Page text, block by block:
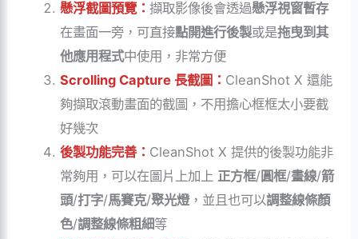
懸浮截圖預覽： 擷取影像後會透過懸浮視窗暫存
在畫面一旁，可直接點開進行後製或是拖曳到其
他應用程式中使用，非常方便
Scrolling Capture 長截圖 ： CleanShot X 還能
夠擷取滾動畫面的截圖，不用擔心框框太小要截
好幾次
後製功能完善： CleanShot X 提供的後製功能非
常夠用，可以在圖片上加上 正方框/圓框/畫線/箭
頭/打字/馬賽克/聚光燈，並且也可以調整線條顏
色/調整線條粗細等